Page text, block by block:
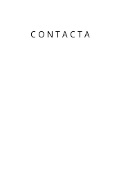
CONTACTA